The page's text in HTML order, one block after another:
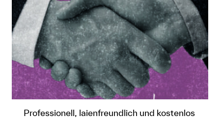
Professionell, laienfreundlich und kostenlos